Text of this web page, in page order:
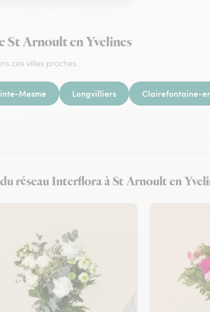
St Arnoult en Yvelines
ces villes proches.
Mesme Longvilliers Clairefontaine-
réseau Interflora à St Arnoult en